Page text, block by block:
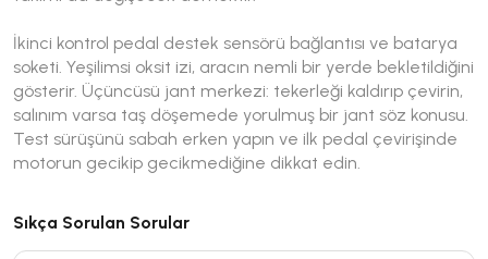
İkinci kontrol pedal destek sensörü bağlantısı ve batarya
soketi. Yeşilimsi oksit izi, aracın nemli bir yerde bekletildiğini
gösterir. Üçüncüsü jant merkezi: tekerleği kaldırıp çevirin,
salınım varsa taş döşemede yorulmuş bir jant söz konusu.
Test sürüşünü sabah erken yapın ve ilk pedal çevirişinde
motorun gecikip gecikmediğine dikkat edin.
Sıkça Sorulan Sorular